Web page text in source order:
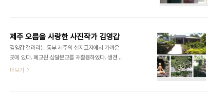
것은 대단히 큰 기쁨이었다.
시선 등 갤러리가 두 군데이고 작은 도서관, 카페, 쉼
터가 있는 아담한 마을이다. 김영갑 갤러리를 들렸다
가 삼달곳간 갤러리에서 자전거를 빌려서 한바퀴 돌
면 재미있을 것 같다. 아쉽게도 나는 삼달곳간 갤러리
만 들렸었다. 평범한 감귤창고를 깨끗하게 단장해 놓
사진전이 열리고 있었다. 실내 천정의 목구조가 적나
제주 오름을 사랑한 사진작가 김영갑
김영갑 갤러리는 동부 제주의 섭지코지에서 가까운
곳에 있다. 폐교된 삼달분교를 재활용하였다. 생전의
김영갑 선생이 직접 조성하였다고 한다. 학교 이름이
더보기